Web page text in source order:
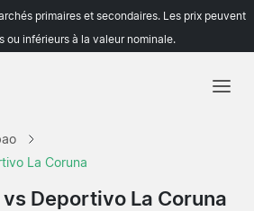
primaires et secondaires. Les prix peuvent
ou inférieurs à la valeur nominale.
Équipes
Championnats
La Coruna
Deportivo La Coruna